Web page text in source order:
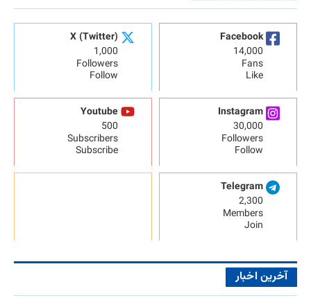
Facebook
14,000
Fans
Like
X (Twitter)
1,000
Followers
Follow
Instagram
30,000
Followers
Follow
Youtube
500
Subscribers
Subscribe
Telegram
2,300
Members
Join
آخرین اخبار